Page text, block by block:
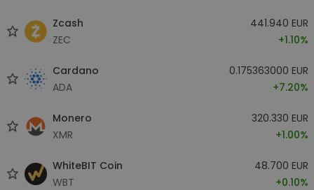
Zcash
ZEC
441.940 EUR
+1.10%
Cardano
ADA
0.175363000 EUR
+7.20%
Monero
XMR
320.330 EUR
+1.00%
WhiteBIT Coin
WBT
48.700 EUR
+0.10%